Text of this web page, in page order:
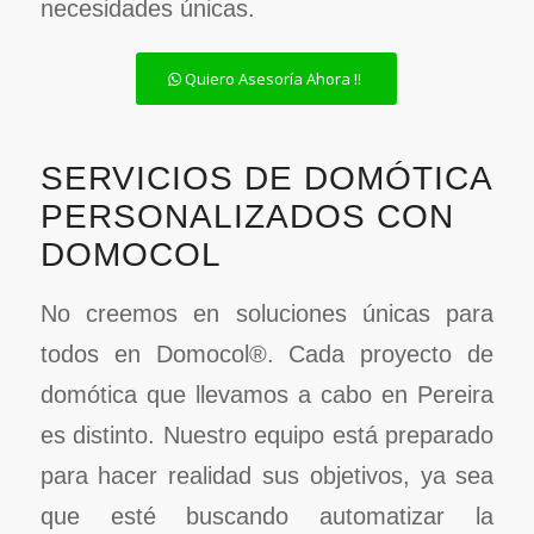
necesidades únicas.
Quiero Asesoría Ahora !!
SERVICIOS DE DOMÓTICA
PERSONALIZADOS CON
DOMOCOL
No creemos en soluciones únicas para
todos en Domocol®. Cada proyecto de
domótica que llevamos a cabo en Pereira
es distinto. Nuestro equipo está preparado
para hacer realidad sus objetivos, ya sea
que esté buscando automatizar la